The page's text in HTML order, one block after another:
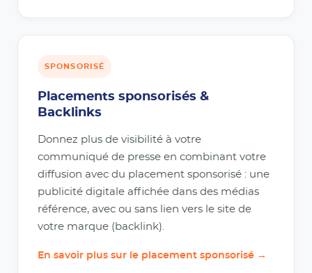
SPONSORISÉ
Placements sponsorisés &
Backlinks
Donnez plus de visibilité à votre
communiqué de presse en combinant votre
diffusion avec du placement sponsorisé : une
publicité digitale affichée dans des médias
référence, avec ou sans lien vers le site de
votre marque (backlink).
En savoir plus sur le placement sponsorisé →